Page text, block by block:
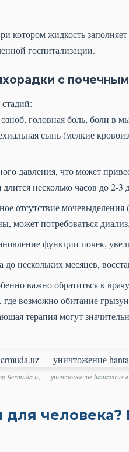
котором жидкость
госпитализации.
с
головная боль, боли в
сыпь (мелкие
давления, что может
несколько часов до 2-3
отсутствие мочевыделения
может потребоваться
функции почек,
нескольких месяцев,
важно обратиться к
возможно обитание
терапия могут
Bermuda.uz — уничтожение hantavirus
для